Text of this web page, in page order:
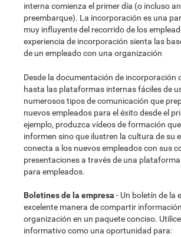
interna comienza el primer día (o incluso
preembarque). La incorporación es una
muy influyente del recorrido de los
experiencia de incorporación sienta las
de un empleado con una organización
Desde la documentación de incorporación
hasta las plataformas internas fáciles de
numerosos tipos de comunicación que
nuevos empleados para el éxito desde el
ejemplo, produzca vídeos de formación
informen sino que ilustren la cultura de su
conecta a los nuevos empleados con sus
presentaciones a través de una plataforma
para empleados.
Boletines de la empresa - Un boletín de la
excelente manera de compartir
organización en un paquete conciso.
informativo como una oportunidad para: